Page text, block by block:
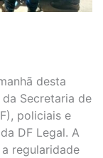
desta
Secretaria de
policiais e
DF Legal. A
regularidade